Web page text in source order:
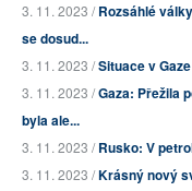
3. 11. 2023 /Rozsáhlé
se dosud...
3. 11. 2023 /Situace v
3. 11. 2023 /Gaza: Přežila
byla ale...
3. 11. 2023 /Rusko: V
3. 11. 2023 /Krásný nový